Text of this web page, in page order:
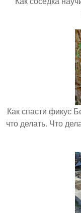
Как спасти фикус
что делать. Что